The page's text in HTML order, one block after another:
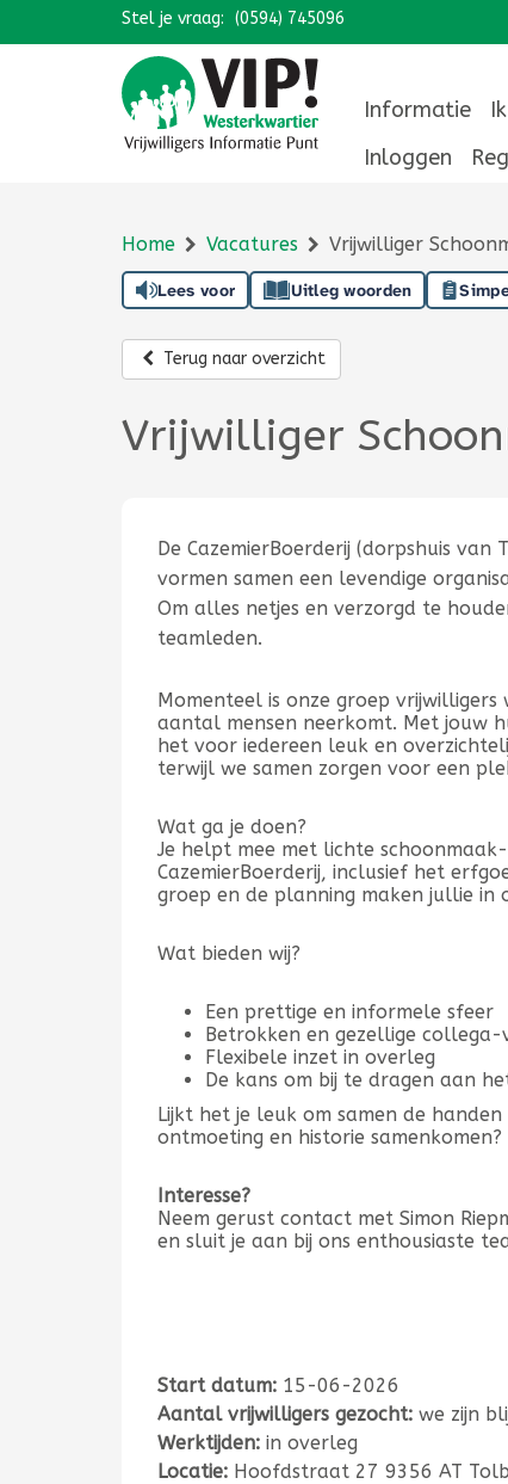
Navigatie overslaan
Stel je vraag: (0594) 745096
Informatie
Inloggen
Home Vacatures Vrijwilliger
Lees voor Uitleg woorden
Terug naar overzicht
Vrijwilliger
De CazemierBoerderij (dorpshuis
vormen samen een levendige
Om alles netjes en verzorgd te
teamleden.
Momenteel is onze groep
aantal mensen neerkomt. Met jouw
het voor iedereen leuk en
terwijl we samen zorgen voor een
Wat ga je doen?
Je helpt mee met lichte
CazemierBoerderij, inclusief het
groep en de planning maken jullie in
Wat bieden wij?
Een prettige en informele sfeer
Betrokken en gezellige collega-
Flexibele inzet in overleg
De kans om bij te dragen aan
Lijkt het je leuk om samen de
ontmoeting en historie
Interesse?
Neem gerust contact met Simon
en sluit je aan bij ons enthousiaste
Start datum: 15-06-2026
Aantal vrijwilligers gezocht: we zijn
Werktijden: in overleg
Locatie: Hoofdstraat 27 9356 AT